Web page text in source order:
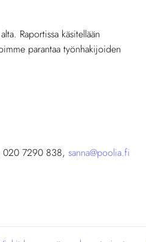
Raportissa käsitellään
parantaa työnhakijoiden
020 7290 838, sanna@poolia.fi